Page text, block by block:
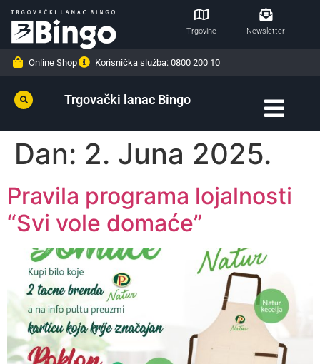
Trgovine Newsletter
Online Shop Korisnička služba: 0800 200 10
Trgovački lanac Bingo
Dan: 2. Juna 2025.
Pravila programa lojalnosti
“Svi vole domaće”